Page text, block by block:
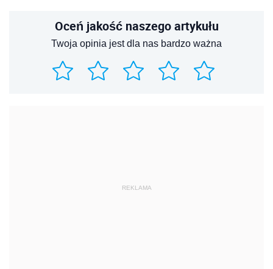
Oceń jakość naszego artykułu
Twoja opinia jest dla nas bardzo ważna
REKLAMA